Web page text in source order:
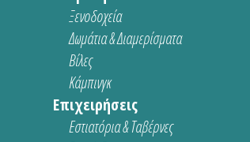
Ξενοδοχεία
Δωμάτια & Διαμερίσματα
Βίλες
Κάμπινγκ
Επιχειρήσεις
Εστιατόρια & Ταβέρνες